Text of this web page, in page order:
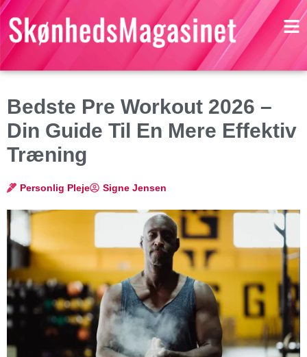
Bedste Pre Workout 2026 –
Din Guide Til En Mere Effektiv
Træning
Personlig Pleje Signe Jensen